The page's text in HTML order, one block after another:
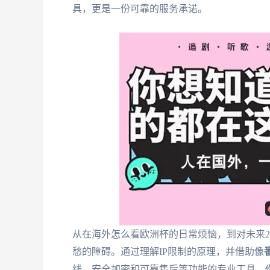
具，更是一份可靠的服务承诺。
从在海外怎么看欧洲杯的日常烦恼，到对未
愁的障碍。通过理解IP限制的原理，并借助像